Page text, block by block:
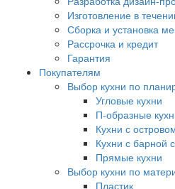
Изготовление в
Сборка и установка
Рассрочка и кредит
Гарантия
Покупателям
Выбор кухни по
Угловые кухни
П-образные
Кухни с
Кухни с барной
Прямые кухни
Выбор кухни по
Пластик